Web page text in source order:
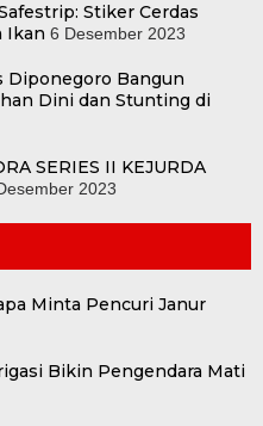
Stiker Cerdas
Ikan 6 Desember 2023
Diponegoro Bangun
Dini dan Stunting di
SERIES II KEJURDA
2023
Minta Pencuri Janur
Bikin Pengendara Mati